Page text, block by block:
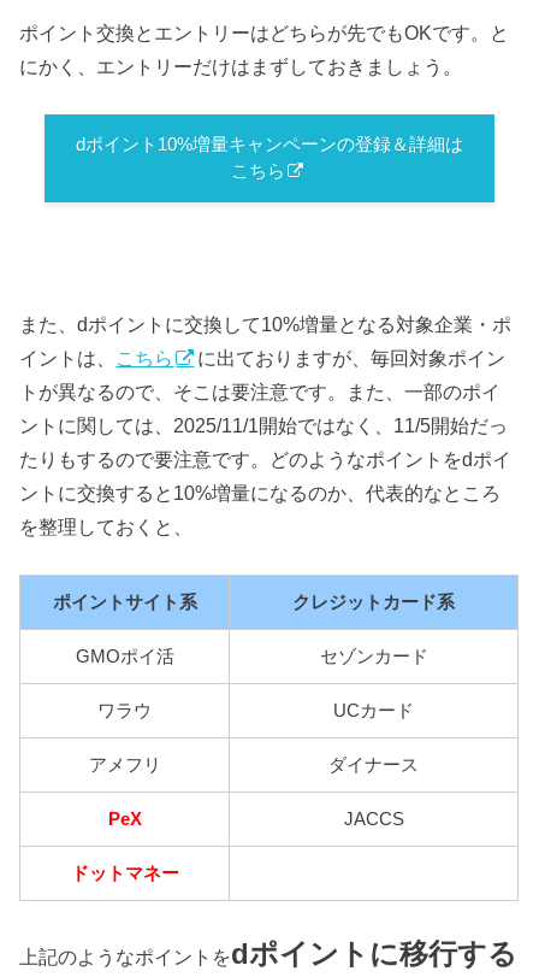
ポイント交換とエントリーはどちらが先でもOKです。と
にかく、エントリーだけはまずしておきましょう。
dポイント10%増量キャンペーンの登録＆詳細は
こちら
また、dポイントに交換して10%増量となる対象企業・ポ
イントは、 こちら
に出ておりますが、毎回対象ポイン
トが異なるので、そこは要注意です。また、一部のポイ
ントに関しては、2025/11/1開始ではなく、11/5開始だっ
たりもするので要注意です。どのようなポイントをdポイ
ントに交換すると10%増量になるのか、代表的なところ
を整理しておくと、
ポイントサイト系 クレジットカード系
GMOポイ活 セゾンカード
ワラウ UCカード
アメフリ ダイナース
PeX JACCS
ドットマネー
上記のようなポイントをdポイントに移行する